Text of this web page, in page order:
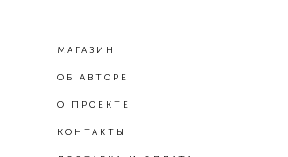
МАГАЗИН
ОБ АВТОРЕ
О ПРОЕКТЕ
КОНТАКТЫ